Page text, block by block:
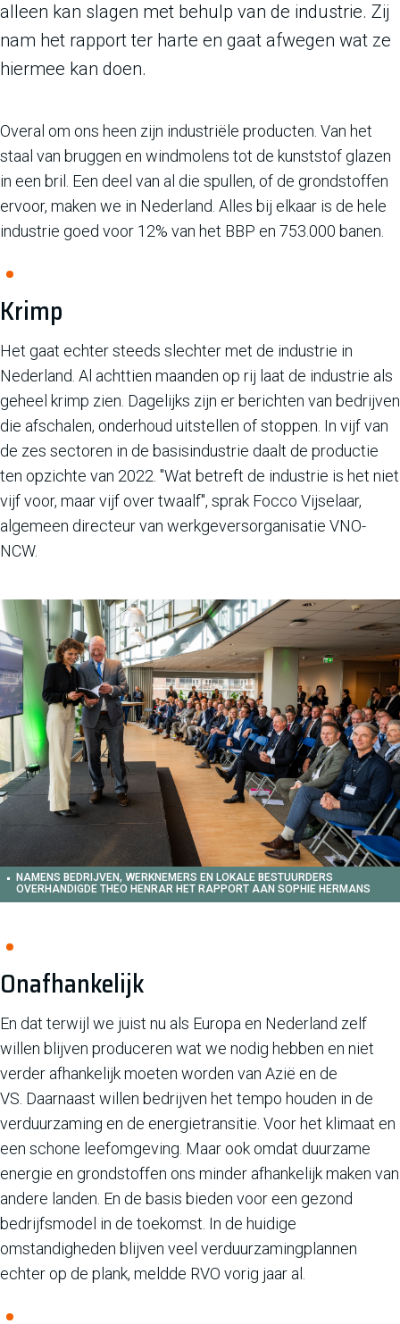
alleen kan slagen met behulp van de industrie. Zij
nam het rapport ter harte en gaat afwegen wat ze
hiermee kan doen.
Overal om ons heen zijn industriële producten. Van het
staal van bruggen en windmolens tot de kunststof glazen
in een bril. Een deel van al die spullen, of de grondstoffen
ervoor, maken we in Nederland. Alles bij elkaar is de hele
industrie goed voor 12% van het BBP en 753.000 banen.
Krimp
Het gaat echter steeds slechter met de industrie in
Nederland. Al achttien maanden op rij laat de industrie als
geheel krimp zien. Dagelijks zijn er berichten van bedrijven
die afschalen, onderhoud uitstellen of stoppen. In vijf van
de zes sectoren in de basisindustrie daalt de productie
ten opzichte van 2022. "Wat betreft de industrie is het niet
vijf voor, maar vijf over twaalf", sprak Focco Vijselaar,
algemeen directeur van werkgeversorganisatie VNO-
NCW.
NAMENS BEDRIJVEN, WERKNEMERS EN LOKALE BESTUURDERS
OVERHANDIGDE THEO HENRAR HET RAPPORT AAN SOPHIE HERMANS
Onafhankelijk
En dat terwijl we juist nu als Europa en Nederland zelf
willen blijven produceren wat we nodig hebben en niet
verder afhankelijk moeten worden van Azië en de
VS. Daarnaast willen bedrijven het tempo houden in de
verduurzaming en de energietransitie. Voor het klimaat en
een schone leefomgeving. Maar ook omdat duurzame
energie en grondstoffen ons minder afhankelijk maken van
andere landen. En de basis bieden voor een gezond
bedrijfsmodel in de toekomst. In de huidige
omstandigheden blijven veel verduurzamingplannen
echter op de plank, meldde RVO vorig jaar al.